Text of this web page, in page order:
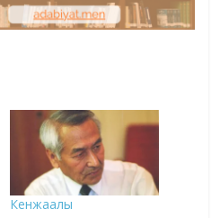
Кенжаалы